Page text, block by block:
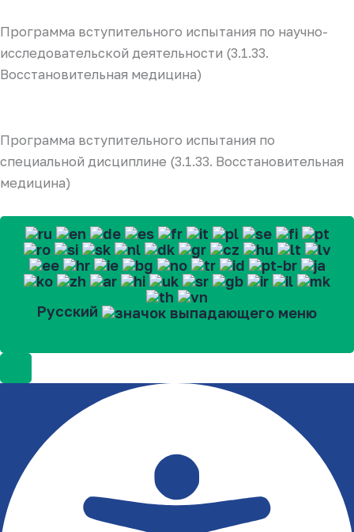
Программа вступительного испытания по научно-
исследовательской деятельности (3.1.33.
Восстановительная медицина)
Программа вступительного испытания по
специальной дисциплине (3.1.33. Восстановительная
медицина)
Русский